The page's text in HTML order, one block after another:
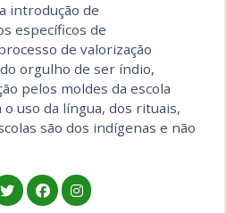
introdução de
específicos de
de valorização
orgulho de ser índio,
pelos moldes da escola
uso da língua, dos rituais,
são dos indígenas e não